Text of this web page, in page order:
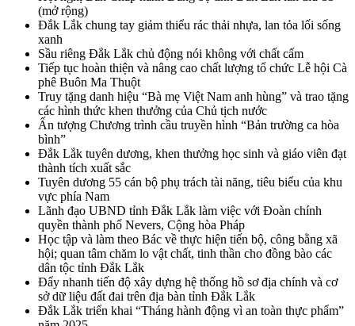
(mở rộng)
Đắk Lắk chung tay giảm thiểu rác thải nhựa, lan tỏa lối sống
xanh
Sầu riêng Đắk Lắk chủ động nói không với chất cấm
Tiếp tục hoàn thiện và nâng cao chất lượng tổ chức Lễ hội Cà
phê Buôn Ma Thuột
Truy tặng danh hiệu “Bà mẹ Việt Nam anh hùng” và trao tặng
các hình thức khen thưởng của Chủ tịch nước
Ấn tượng Chương trình cầu truyền hình “Bản trường ca hòa
bình”
Đắk Lắk tuyên dương, khen thưởng học sinh và giáo viên đạt
thành tích xuất sắc
Tuyên dương 55 cán bộ phụ trách tài năng, tiêu biểu của khu
vực phía Nam
Lãnh đạo UBND tỉnh Đắk Lắk làm việc với Đoàn chính
quyền thành phố Nevers, Cộng hòa Pháp
Học tập và làm theo Bác về thực hiện tiến bộ, công bằng xã
hội; quan tâm chăm lo vật chất, tinh thần cho đồng bào các
dân tộc tỉnh Đắk Lắk
Đẩy nhanh tiến độ xây dựng hệ thống hồ sơ địa chính và cơ
sở dữ liệu đất đai trên địa bàn tỉnh Đắk Lắk
Đắk Lắk triển khai “Tháng hành động vì an toàn thực phẩm”